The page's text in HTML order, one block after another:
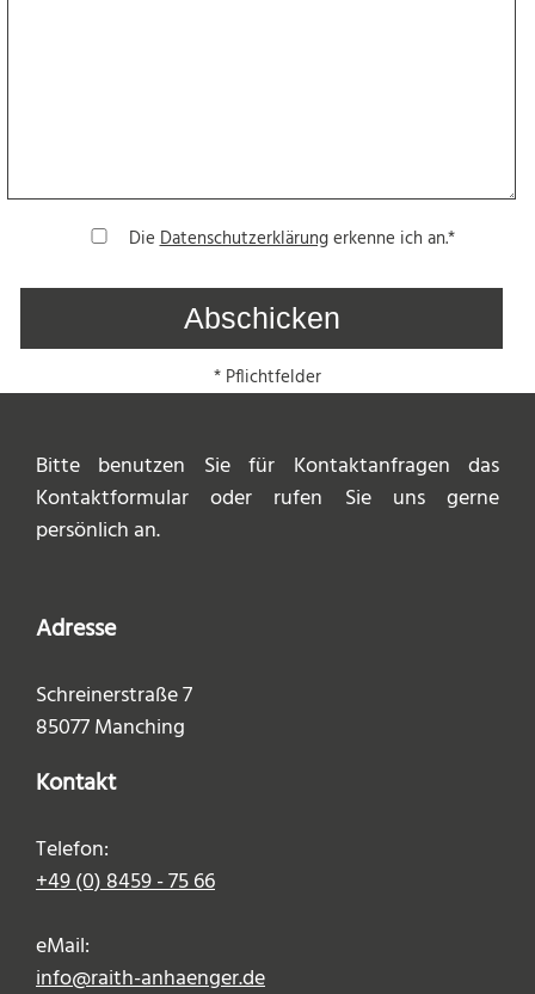
DieDatenschutzerklärungerkenne ich an.*
* Pflichtfelder
Bitte benutzen Sie für Kontaktanfragen das
Kontaktformular oder rufen Sie uns gerne
persönlich an.
Adresse
Schreinerstraße 7
85077 Manching
Kontakt
Telefon:
+49 (0) 8459 - 75 66
eMail:
info@raith-anhaenger.de